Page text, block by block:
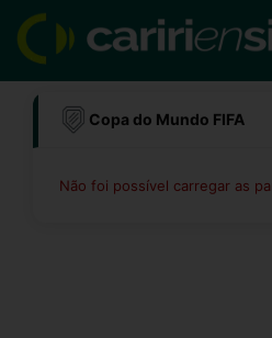
para
conteúdo
Copa do Mundo FIFA
Não foi possível carregar as